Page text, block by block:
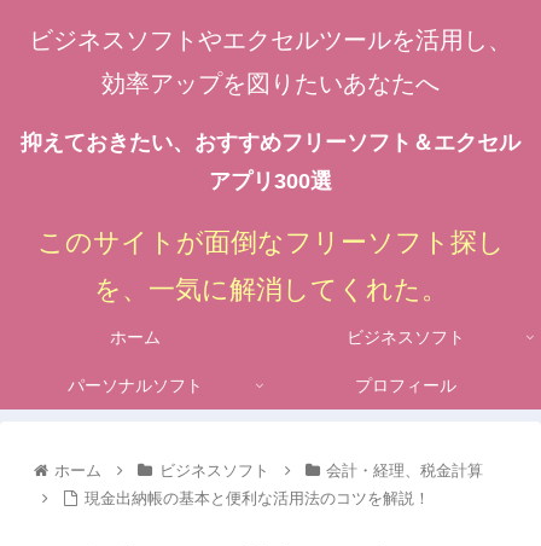
ビジネスソフトやエクセルツールを活用し、
効率アップを図りたいあなたへ
抑えておきたい、おすすめフリーソフト＆エクセル
アプリ300選
このサイトが面倒なフリーソフト探し
を、一気に解消してくれた。
ホーム ビジネスソフト
パーソナルソフト プロフィール
ホーム ビジネスソフト
会計・経理、税金計算
現金出納帳の基本と便利な活用法のコツを解説！